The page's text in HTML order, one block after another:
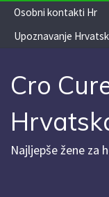
Skip
content
Osobni kontakti Hr
Upoznavanje
Cro
Najljepše žene za